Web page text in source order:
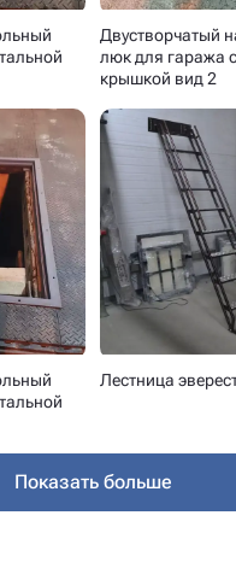
Двустворчатый
люк для гаража
крышкой вид 2
Лестница
Показать больше